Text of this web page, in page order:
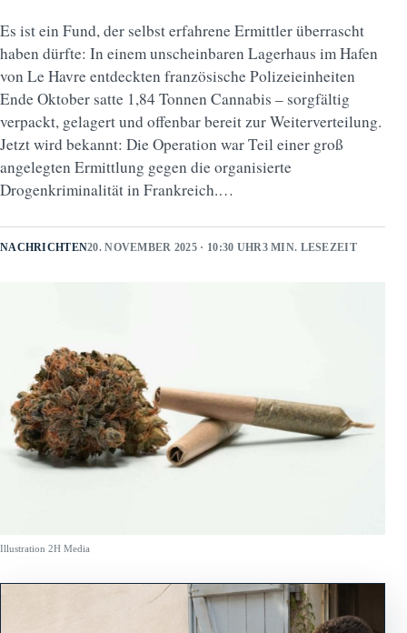
Es ist ein Fund, der selbst erfahrene Ermittler überrascht
haben dürfte: In einem unscheinbaren Lagerhaus im Hafen
von Le Havre entdeckten französische Polizeieinheiten
Ende Oktober satte 1,84 Tonnen Cannabis – sorgfältig
verpackt, gelagert und offenbar bereit zur Weiterverteilung.
Jetzt wird bekannt: Die Operation war Teil einer groß
angelegten Ermittlung gegen die organisierte
Drogenkriminalität in Frankreich.…
NACHRICHTEN20. NOVEMBER 2025 · 10:30 UHR3 MIN. LESEZEIT
Illustration 2H Media